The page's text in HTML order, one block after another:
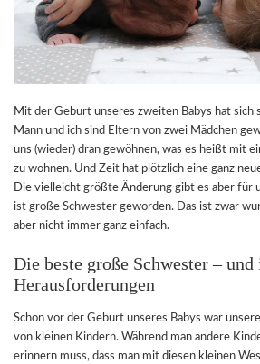
Mit der Geburt unseres zweiten Babys hat sich
Mann und ich sind Eltern von zwei Mädchen
uns (wieder) dran gewöhnen, was es heißt mit
zu wohnen. Und Zeit hat plötzlich eine ganz
Die vielleicht größte Änderung gibt es aber für
ist große Schwester geworden. Das ist zwar
aber nicht immer ganz einfach.
Die beste große Schwester – und
Herausforderungen
Schon vor der Geburt unseres Babys war
von kleinen Kindern. Während man andere
erinnern muss, dass man mit diesen kleinen